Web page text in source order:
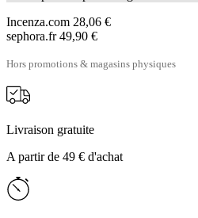
Incenza.com 28,06 €
sephora.fr 49,90 €
Hors promotions & magasins physiques
Livraison gratuite
A partir de 49 € d'achat